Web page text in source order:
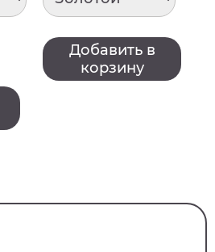
Добавить в
корзину